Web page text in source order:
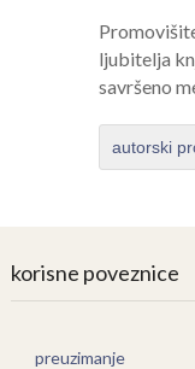
ljubitelja
savršeno
autorski
korisne poveznice
preuzimanje